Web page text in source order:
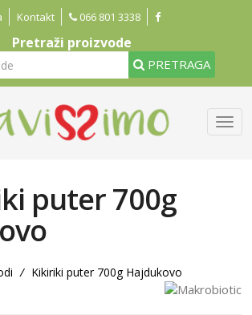
Kontakt 066 801 3338
Pretraži proizvode
PRETRAGA
puter 700g
/ Kikiriki puter 700g Hajdukovo